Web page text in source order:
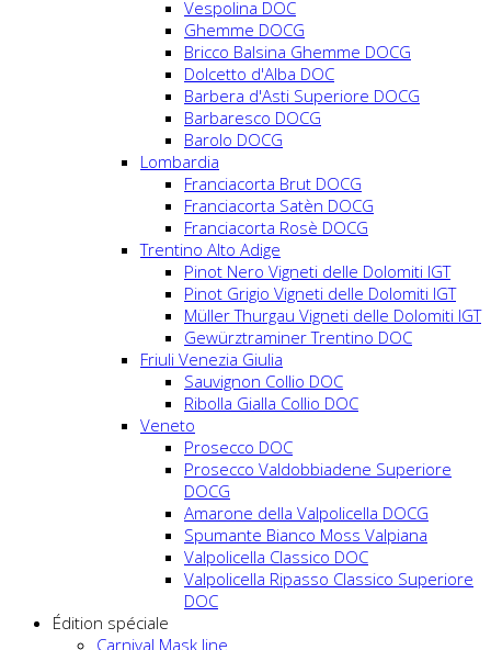
Vespolina DOC
Ghemme DOCG
Bricco Balsina Ghemme DOCG
Dolcetto d'Alba DOC
Barbera d'Asti Superiore DOCG
Barbaresco DOCG
Barolo DOCG
Lombardia
Franciacorta Brut DOCG
Franciacorta Satèn DOCG
Franciacorta Rosè DOCG
Trentino Alto Adige
Pinot Nero Vigneti delle Dolomiti IGT
Pinot Grigio Vigneti delle Dolomiti IGT
Müller Thurgau Vigneti delle Dolomiti IGT
Gewürztraminer Trentino DOC
Friuli Venezia Giulia
Sauvignon Collio DOC
Ribolla Gialla Collio DOC
Veneto
Prosecco DOC
Prosecco Valdobbiadene Superiore
DOCG
Amarone della Valpolicella DOCG
Spumante Bianco Moss Valpiana
Valpolicella Classico DOC
Valpolicella Ripasso Classico Superiore
DOC
Édition spéciale
Carnival Mask line